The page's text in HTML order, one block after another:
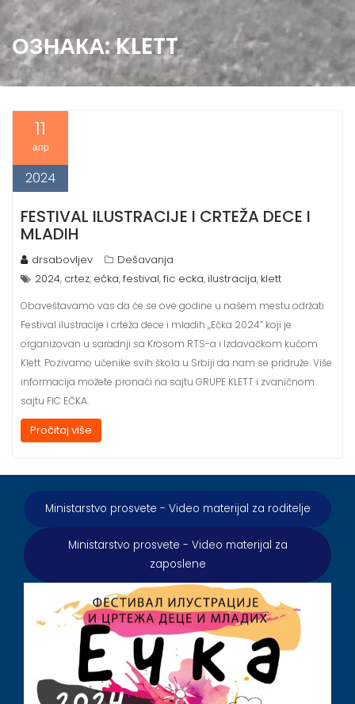
ОЗНАКА:KLETT
11
апр
2024
FESTIVAL ILUSTRACIJE I CRTEŽA DECE I
MLADIH
drsabovljev
Dešavanja
2024, crtez, ečka,festival,fic ecka, ilustracija, klett
Obaveštavamo vas da će se ove godine u našem mestu održati
Festival ilustracije i crteža dece i mladih ,,Ečka 2024” koji je
organizovan u saradnji sa Krosom RTS-a i Izdavačkom kućom
Klett. Pozivamo učenike svih škola u Srbiji da nam se pridruže. Više
informacija možete pronaći na sajtu GRUPE KLETT i zvaničnom
sajtu FIC EČKA.
Pročitaj više
Ministarstvo prosvete - Video materijal za roditelje
Ministarstvo prosvete - Video materijal za
zaposlene